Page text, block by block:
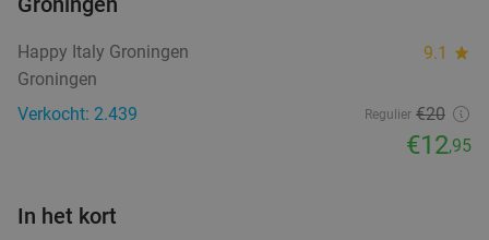
Verkocht: 214
€9 ,95
40%
Italiaans 3-gangen keuzediner bij Il Nuovo
Morgen Za
Happy Italy Groningen 9.1 star
Groningen
Verkocht: 2.439
Regulier €20
€12,95
In het kort